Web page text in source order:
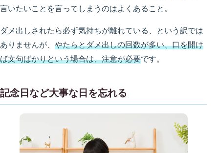
言いたいことを言ってしまうのはよくあること。
ダメ出しされたら必ず気持ちが離れている、という訳では
ありませんが、 やたらとダメ出しの回数が多い、口を開け
ば文句ばかりという場合は、注意が必要です。
記念日など大事な日を忘れる